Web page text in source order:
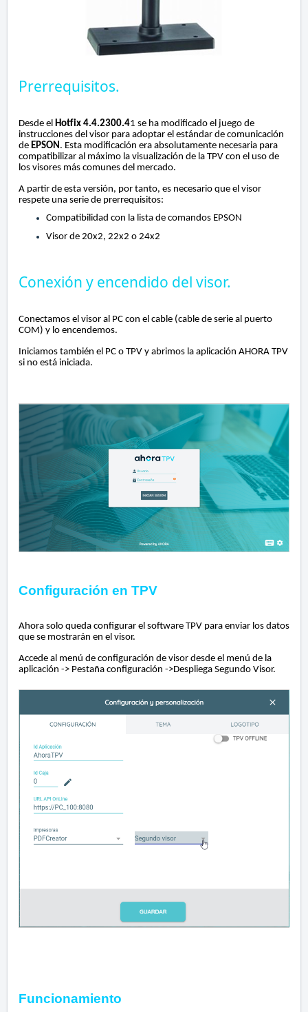
Prerrequisitos.
Desde el Hotfix 4.4.2300.41 se ha modificado el juego de
instrucciones del visor para adoptar el estándar de comunicación
de EPSON . Esta modificación era absolutamente necesaria para
compatibilizar al máximo la visualización de la TPV con el uso de
los visores más comunes del mercado.
A partir de esta versión, por tanto, es necesario que el visor
respete una serie de prerrequisitos:
Compatibilidad con la lista de comandos EPSON
Visor de 20x2, 22x2 o 24x2
Conexión y encendido del visor.
Conectamos el visor al PC con el cable (cable de serie al puerto
COM) y lo encendemos.
Iniciamos también el PC o TPV y abrimos la aplicación AHORA TPV
si no está iniciada.
Configuración en TPV
Ahora solo queda configurar el software TPV para enviar los datos
que se mostrarán en el visor.
Accede al menú de configuración de visor desde el menú de la
aplicación -> Pestaña configuración ->Despliega Segundo Visor.
Funcionamiento